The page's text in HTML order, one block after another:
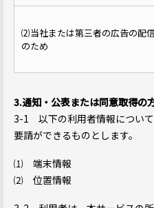
⑵当社または第三者の広告の配
のため
3.通知・公表または同意取得の
3-1 以下の利用者情報につい
要請ができるものとします。
⑴ 端末情報
⑵ 位置情報